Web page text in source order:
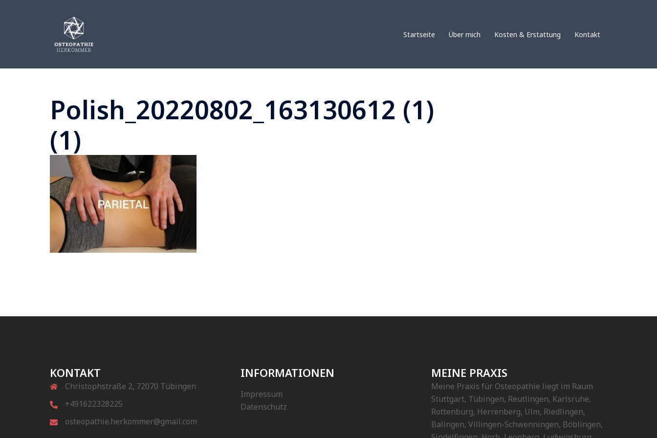
Startseite Über mich Kosten & Erstattung Kontakt
Polish_20220802_163130612 (1)
(1)
KONTAKT
Christophstraße 2, 72070 Tübingen
+491622328225
osteopathie.herkommer@gmail.com
INFORMATIONEN
Impressum
Datenschutz
MEINE PRAXIS
Meine Praxis für Osteopathie liegt im Raum
Stuttgart, Tübingen, Reutlingen, Karlsruhe,
Rottenburg, Herrenberg, Ulm, Riedlingen,
Balingen, Villingen-Schwenningen, Böblingen,